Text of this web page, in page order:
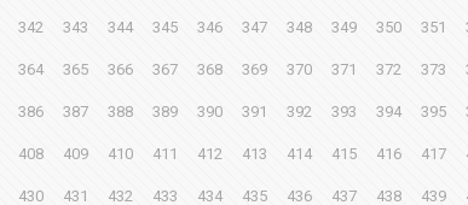
342 343 344 345 346 347 348 349 350 351
364 365 366 367 368 369 370 371 372 373
386 387 388 389 390 391 392 393 394 395
408 409 410 411 412 413 414 415 416 417
430 431 432 433 434 435 436 437 438 439